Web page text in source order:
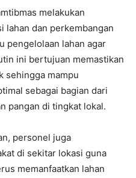
melakukan
lahan dan perkembangan
pengelolaan lahan agar
ini bertujuan memastikan
sehingga mampu
sebagai bagian dari
pangan di tingkat lokal.
personel juga
di sekitar lokasi guna
memanfaatkan lahan